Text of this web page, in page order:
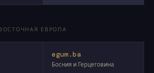
ЕВРОПА
egum.ba
Босния и Герцеговина